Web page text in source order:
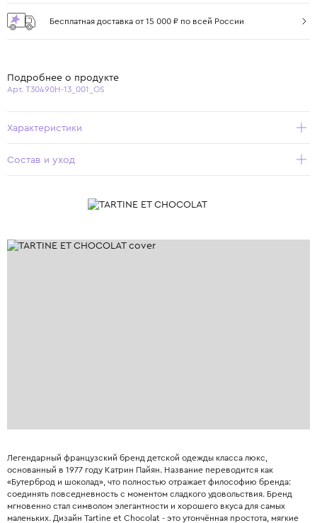
Бесплатная доставка от 15 000 ₽ по всей России
Подробнее о продукте
Арт. T30490H-13_001_OS
Характеристики
Состав и уход
Легендарный французский бренд детской одежды класса люкс,
основанный в 1977 году Катрин Пайян. Название переводится как
«Бутерброд и шоколад», что полностью отражает философию бренда:
соединять повседневность с моментом сладкого удовольствия. Бренд
мгновенно стал символом элегантности и хорошего вкуса для самых
маленьких. Дизайн Tartine et Chocolat - это утончённая простота, мягкие